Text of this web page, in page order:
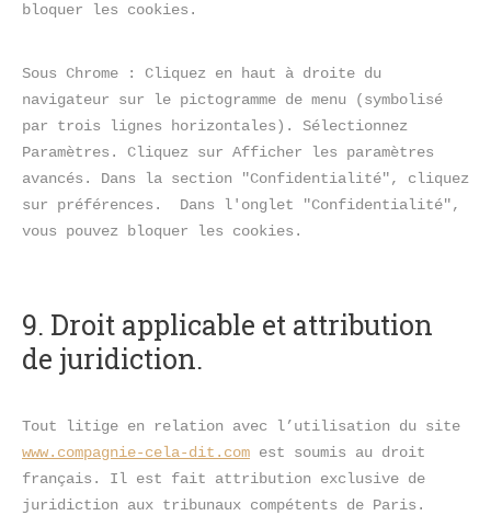
bloquer les cookies.
Sous Chrome : Cliquez en haut à droite du
navigateur sur le pictogramme de menu (symbolisé
par trois lignes horizontales). Sélectionnez
Paramètres. Cliquez sur Afficher les paramètres
avancés. Dans la section "Confidentialité", cliquez
sur préférences.  Dans l'onglet "Confidentialité",
vous pouvez bloquer les cookies.
9. Droit applicable et attribution
de juridiction.
www.compagnie-cela-dit.com est soumis au droit
français. Il est fait attribution exclusive de
juridiction aux tribunaux compétents de Paris.